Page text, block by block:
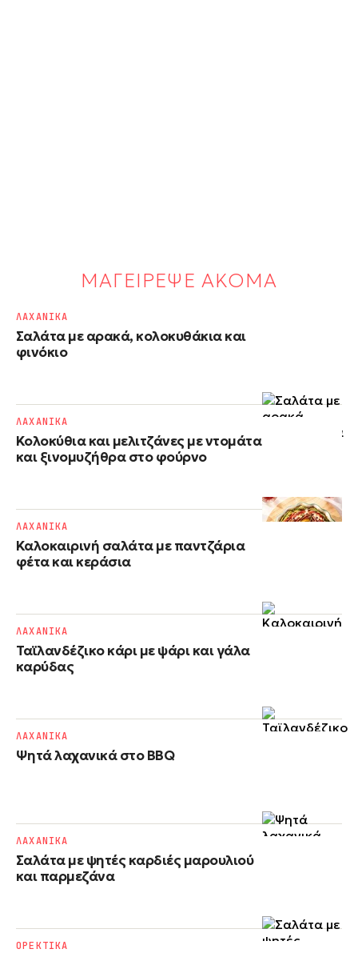
ΜΑΓΕΙΡΕΨΕ ΑΚΟΜΑ
Σαλάτα με αρακά, κολοκυθάκια και
φινόκιο
ΛΑΧΑΝΙΚΑ
Κολοκύθια και μελιτζάνες με ντομάτα
και ξινομυζήθρα στο φούρνο
ΛΑΧΑΝΙΚΑ
Καλοκαιρινή σαλάτα με παντζάρια
φέτα και κεράσια
ΛΑΧΑΝΙΚΑ
Ταϊλανδέζικο κάρι με ψάρι και γάλα
καρύδας
ΛΑΧΑΝΙΚΑ
Ψητά λαχανικά στο BBQ
ΛΑΧΑΝΙΚΑ
Σαλάτα με ψητές καρδιές μαρουλιού
και παρμεζάνα
ΛΑΧΑΝΙΚΑ
ΟΡΕΚΤΙΚΑ